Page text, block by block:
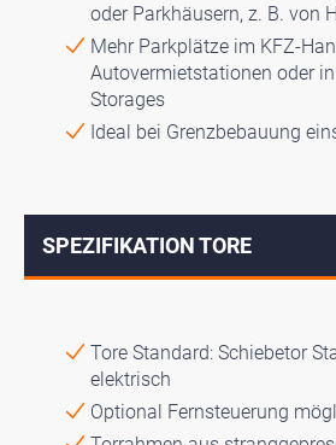
oder Parkhäusern, z. B. von
Mehr Parkplätze im KFZ-
Autovermietstationen oder
Storages
Ideal bei Grenzbebauung
SPEZIFIKATION TORE
Tore Standard: Schiebetor
elektrisch
Optional Fernsteuerung